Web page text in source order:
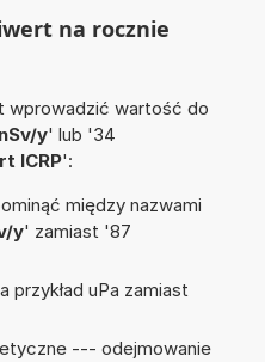
na rocznie
wprowadzić wartość do
y' lub '34
ICRP':
między nazwami
y' zamiast '87
uPa zamiast
--- odejmowanie